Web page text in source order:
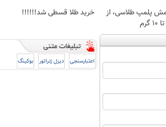
پلمپ طلاسی، از
خرید طلا قسطی شد!!!!!!
اعتبارسنجی دیزل ژنراتور بوکینگ